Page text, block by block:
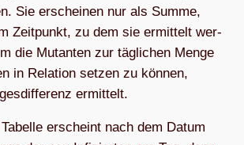
Sie erschei­nen nur als Summe,
Zeit­punkt, zu dem sie ermit­telt wer­
die Mutan­ten zur täg­li­chen Menge
in Rela­tion set­zen zu kön­nen,
ermittelt.
erscheint nach dem Datum